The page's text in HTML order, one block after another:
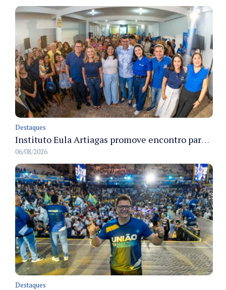
Destaques
Instituto Eula Artiagas promove encontro para discutir melhorias para o bairro Petrópolis
06/08/2026
Destaques